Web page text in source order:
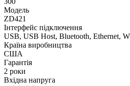
Модель
ZD421
Інтерфейс підключення
USB, USB Host, Bluetooth, Ethernet,
Країна виробництва
США
Гарантія
2 роки
Вхідна напруга